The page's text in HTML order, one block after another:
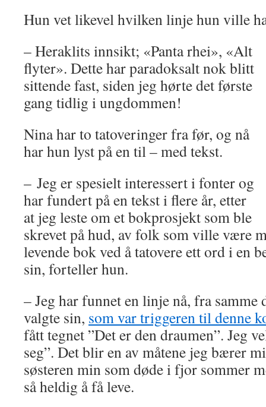
Hun vet likevel hvilken linje hun ville
– Heraklits innsikt; «Panta rhei», «Alt
flyter». Dette har paradoksalt nok blitt
sittende fast, siden jeg hørte det første
gang tidlig i ungdommen!
Nina har to tatoveringer fra før, og nå
har hun lyst på en til – med tekst.
– Jeg er spesielt interessert i fonter og
har fundert på en tekst i flere år, etter
at jeg leste om et bokprosjekt som ble
skrevet på hud, av folk som ville være
levende bok ved å tatovere ett ord i en
sin, forteller hun.
– Jeg har funnet en linje nå, fra
valgte sin, som var triggeren til denne
fått tegnet ”Det er den draumen”. Jeg
seg”. Det blir en av måtene jeg bærer
søsteren min som døde i fjor sommer
så heldig å få leve.